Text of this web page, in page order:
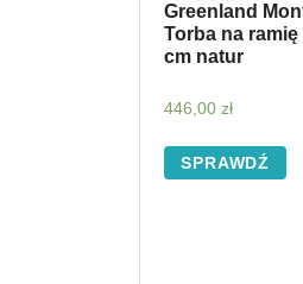
Greenland
Torba na
cm natur
446,00 zł
SPRAWDŹ